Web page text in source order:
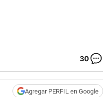
30
Agregar PERFIL en Google